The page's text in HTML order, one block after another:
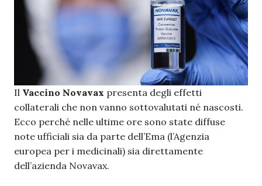
Il Vaccino Novavax presenta degli effetti
collaterali che non vanno sottovalutati né nascosti.
Ecco perché nelle ultime ore sono state diffuse
note ufficiali sia da parte dell’Ema (l’Agenzia
europea per i medicinali) sia direttamente
dell’azienda Novavax.